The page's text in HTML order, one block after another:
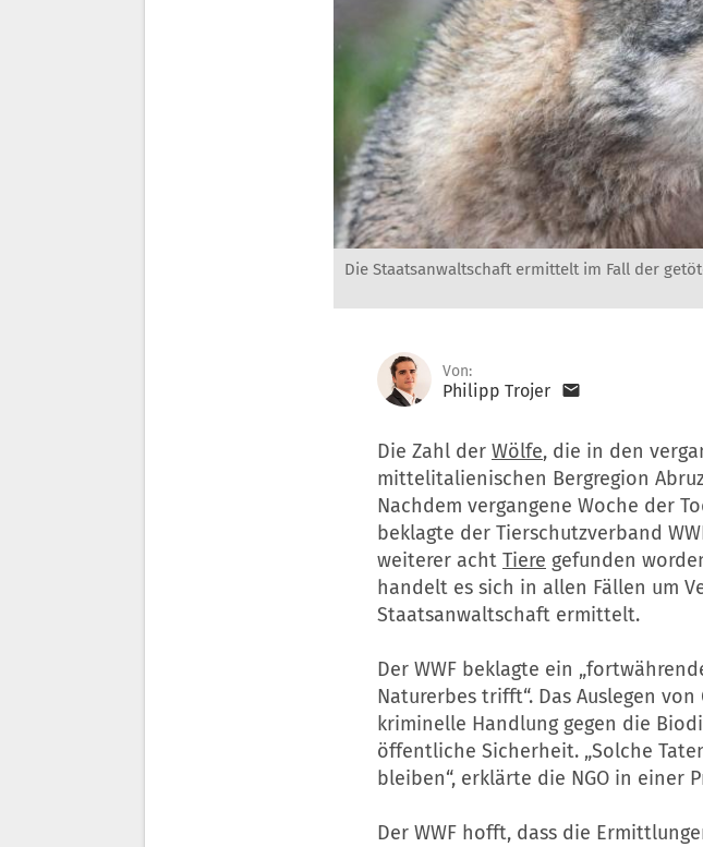
Die Staatsanwaltschaft ermittelt im Fall der
Von:
Philipp Trojer
Die Zahl der Wölfe, die in den
mittelitalienischen Bergregion
Nachdem vergangene Woche der
beklagte der Tierschutzverband
weiterer acht Tiere gefunden
handelt es sich in allen Fällen um
Staatsanwaltschaft ermittelt.
Der WWF beklagte ein
Naturerbes trifft“. Das Auslegen von
kriminelle Handlung gegen die
öffentliche Sicherheit. „Solche
bleiben“, erklärte die NGO in einer
Der WWF hofft, dass die